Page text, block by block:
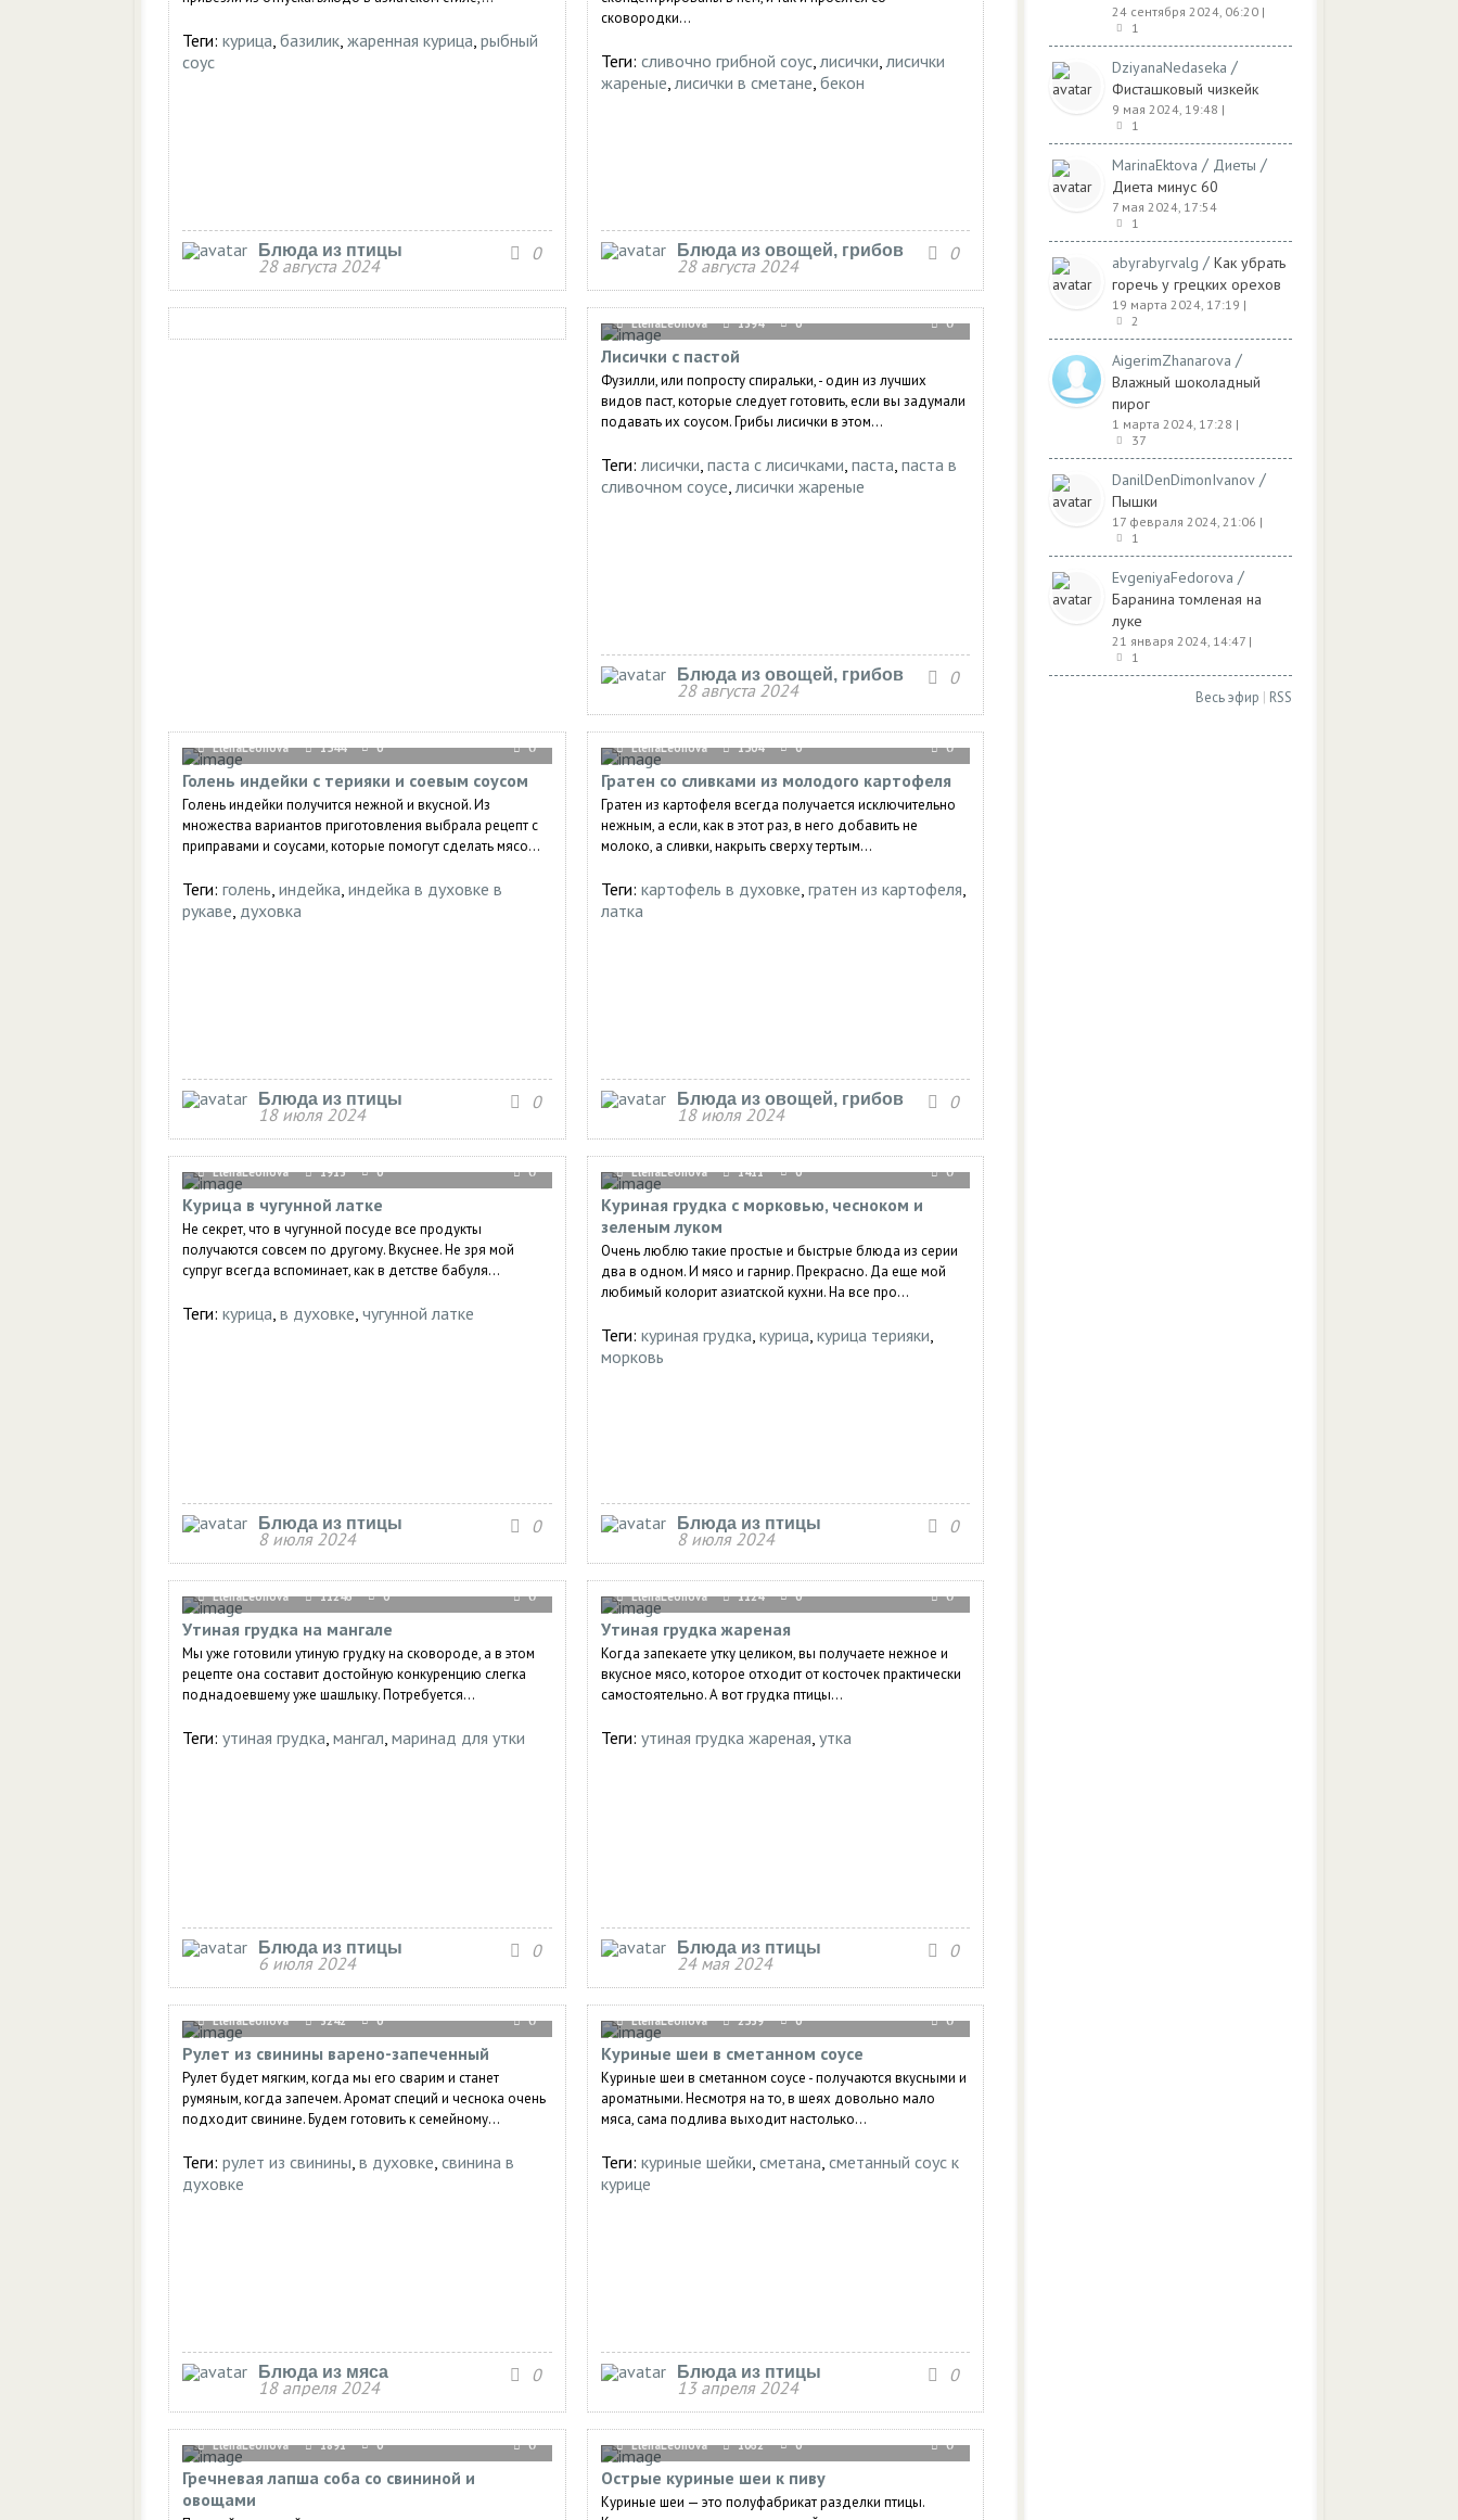
Теги: курица, базилик, жаренная курица, рыбный
соус
Блюда из птицы
28 августа 2024
0
сковородки...
Теги: сливочно грибной соус,лисички,лисички
жареные,лисички в сметане, бекон
Блюда из овощей, грибов
28 августа 2024
0
ElenaLeonova 1394 0 0
Лисички с пастой
Фузилли, или попросту спиральки, - один из лучших
видов паст, которые следует готовить, если вы задумали
подавать их соусом. Грибы лисички в этом...
Теги:лисички, паста с лисичками, паста, паста в
сливочном соусе,лисички жареные
Блюда из овощей, грибов
28 августа 2024
0
ElenaLeonova 1544 0 0
Голень индейки с терияки и соевым соусом
Голень индейки получится нежной и вкусной. Из
множества вариантов приготовления выбрала рецепт с
приправами и соусами, которые помогут сделать мясо...
Теги: голень, индейка, индейка в духовке в
рукаве, духовка
Блюда из птицы
18 июля 2024
0
ElenaLeonova 1504 0 0
Гратен со сливками из молодого картофеля
Гратен из картофеля всегда получается исключительно
нежным, а если, как в этот раз, в него добавить не
молоко, а сливки, накрыть сверху тертым...
Теги: картофель в духовке, гратен из картофеля,
латка
Блюда из овощей, грибов
18 июля 2024
0
ElenaLeonova 1913 0 0
Курица в чугунной латке
Не секрет, что в чугунной посуде все продукты
получаются совсем по другому. Вкуснее. Не зря мой
супруг всегда вспоминает, как в детстве бабуля...
Теги: курица, в духовке, чугунной латке
Блюда из птицы
8 июля 2024
0
ElenaLeonova 1411 0 0
Куриная грудка с морковью, чесноком и
зеленым луком
Очень люблю такие простые и быстрые блюда из серии
два в одном. И мясо и гарнир. Прекрасно. Да еще мой
любимый колорит азиатской кухни. На все про...
Теги: куриная грудка, курица, курица терияки,
морковь
Блюда из птицы
8 июля 2024
0
ElenaLeonova 11246 0 0
Утиная грудка на мангале
Мы уже готовили утиную грудку на сковороде, а в этом
рецепте она составит достойную конкуренцию слегка
поднадоевшему уже шашлыку. Потребуется...
Теги: утиная грудка, мангал, маринад для утки
Блюда из птицы
6 июля 2024
0
ElenaLeonova 1124 0 0
Утиная грудка жареная
Когда запекаете утку целиком, вы получаете нежное и
вкусное мясо, которое отходит от косточек практически
самостоятельно. А вот грудка птицы...
Теги: утиная грудка жареная, утка
Блюда из птицы
24 мая 2024
0
ElenaLeonova 3242 0 0
Рулет из свинины варено-запеченный
Рулет будет мягким, когда мы его сварим и станет
румяным, когда запечем. Аромат специй и чеснока очень
подходит свинине. Будем готовить к семейному...
Теги: рулет из свинины, в духовке, свинина в
духовке
Блюда из мяса
18 апреля 2024
0
ElenaLeonova 2539 0 0
Куриные шеи в сметанном соусе
Куриные шеи в сметанном соусе - получаются вкусными и
ароматными. Несмотря на то, в шеях довольно мало
мяса, сама подлива выходит настолько...
Теги: куриные шейки, сметана, сметанный соус к
курице
Блюда из птицы
13 апреля 2024
0
ElenaLeonova 1891 0 0
Гречневая лапша соба со свининой и
овощами
ElenaLeonova 1062 0 0
Острые куриные шеи к пиву
Куриные шеи — это полуфабрикат разделки птицы.
24 сентября 2024, 06:20 |
1
DziyanaNedaseka /
Фисташковый чизкейк
9 мая 2024, 19:48 |
1
MarinaEktova / Диеты /
Диета минус 60
7 мая 2024, 17:54
1
abyrabyrvalg / Как убрать
горечь у грецких орехов
19 марта 2024, 17:19 |
2
AigerimZhanarova /
Влажный шоколадный
пирог
1 марта 2024, 17:28 |
37
DanilDenDimonIvanov /
Пышки
17 февраля 2024, 21:06 |
1
EvgeniyaFedorova /
Баранина томленая на
луке
21 января 2024, 14:47 |
1
Весь эфир | RSS